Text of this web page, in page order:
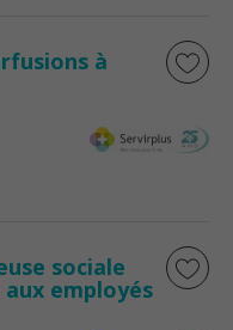
à
sociale
employés